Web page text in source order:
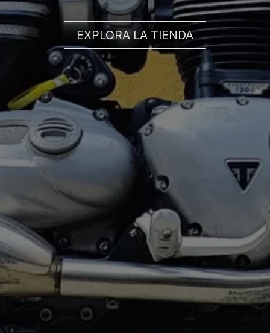
EXPLORA LA TIENDA